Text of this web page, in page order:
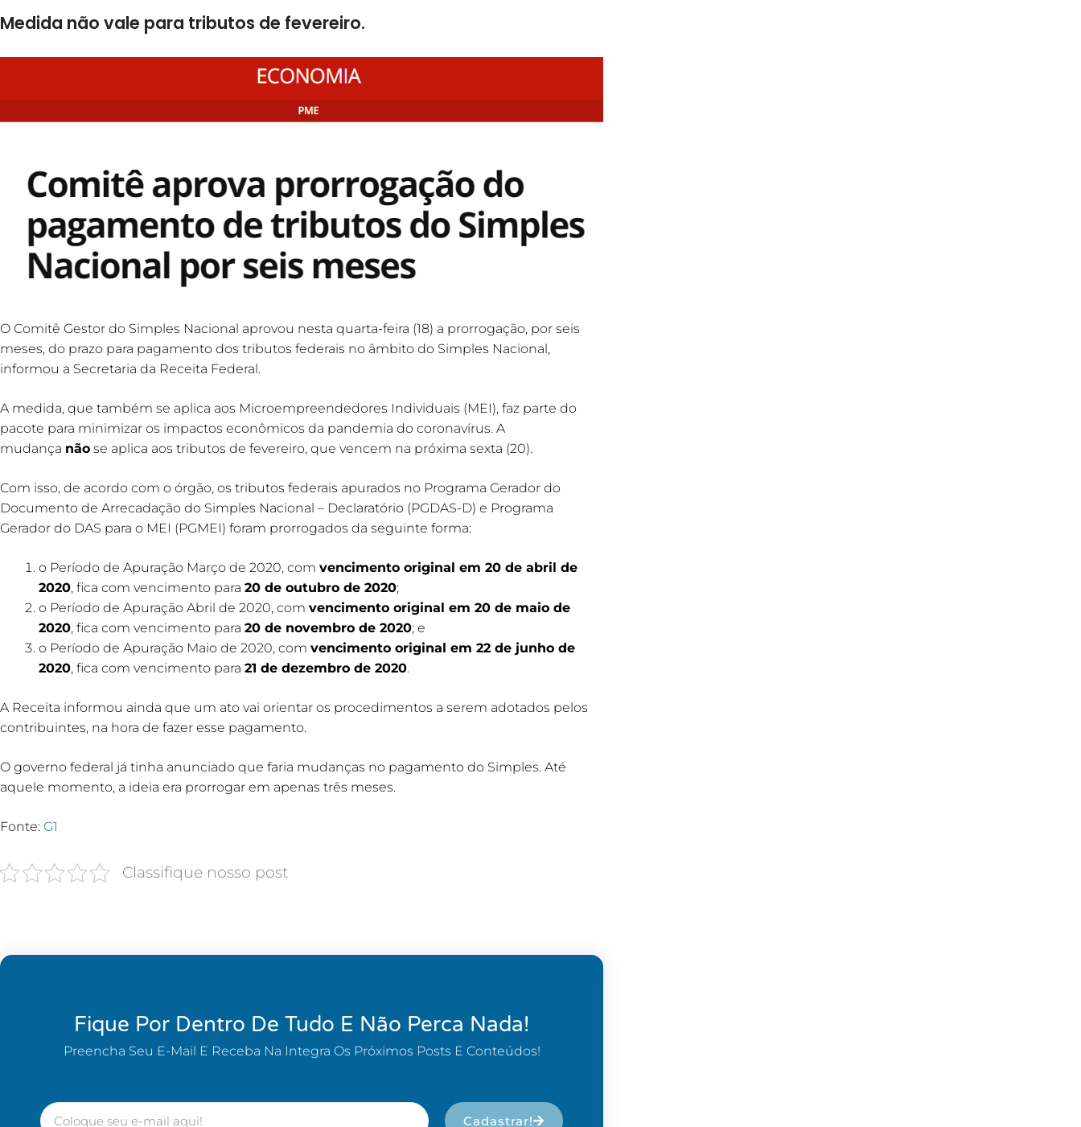
Medida não vale para tributos de fevereiro.
O Comitê Gestor do Simples Nacional aprovou nesta quarta-feira (18) a prorrogação, por seis
meses, do prazo para pagamento dos tributos federais no âmbito do Simples Nacional,
informou a Secretaria da Receita Federal.
A medida, que também se aplica aos Microempreendedores Individuais (MEI), faz parte do
pacote para minimizar os impactos econômicos da pandemia do coronavírus. A
mudança não se aplica aos tributos de fevereiro, que vencem na próxima sexta (20).
Com isso, de acordo com o órgão, os tributos federais apurados no Programa Gerador do
Documento de Arrecadação do Simples Nacional – Declaratório (PGDAS-D) e Programa
Gerador do DAS para o MEI (PGMEI) foram prorrogados da seguinte forma:
o Período de Apuração Março de 2020, com vencimento original em 20 de abril de
2020, fica com vencimento para 20 de outubro de 2020;
o Período de Apuração Abril de 2020, com vencimento original em 20 de maio de
2020, fica com vencimento para 20 de novembro de 2020; e
o Período de Apuração Maio de 2020, com vencimento original em 22 de junho de
2020, fica com vencimento para 21 de dezembro de 2020.
A Receita informou ainda que um ato vai orientar os procedimentos a serem adotados pelos
contribuintes, na hora de fazer esse pagamento.
O governo federal já tinha anunciado que faria mudanças no pagamento do Simples. Até
aquele momento, a ideia era prorrogar em apenas três meses.
Fonte: G1
Classifique nosso post
Fique Por Dentro De Tudo E Não Perca Nada!
Preencha Seu E-Mail E Receba Na Integra Os Próximos Posts E Conteúdos!
Cadastrar!